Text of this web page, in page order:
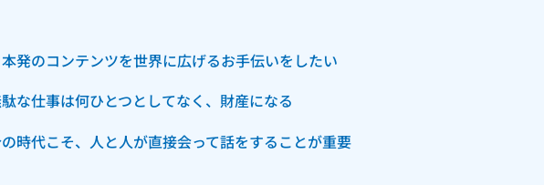
発のコンテンツを世界に広げるお手伝いをしたい
な仕事は何ひとつとしてなく、財産になる
時代こそ、人と人が直接会って話をすることが重要